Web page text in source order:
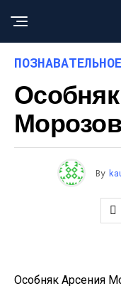
ПОЗНАВАТЕЛЬНОЕ
By
Особняк Арсения